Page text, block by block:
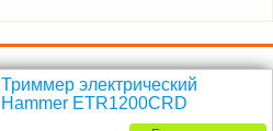
Триммер электрический
Hammer ETR1200CRD